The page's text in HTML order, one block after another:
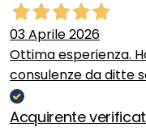
03 Aprile 2026
Ottima esperienza.
consulenze da ditte
Acquirente